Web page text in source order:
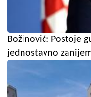
Božinović: Postoje
jednostavno